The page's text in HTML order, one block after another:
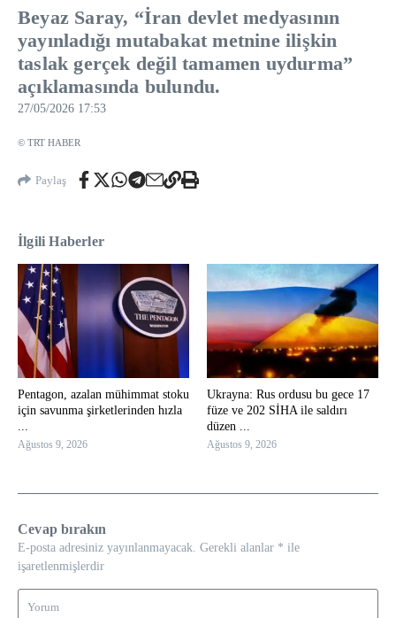
Beyaz Saray, “İran devlet medyasının
yayınladığı mutabakat metnine ilişkin
taslak gerçek değil tamamen uydurma”
açıklamasında bulundu.
27/05/2026 17:53
© TRT HABER
Paylaş
İlgili Haberler
Pentagon, azalan mühimmat stoku
için savunma şirketlerinden hızla
...
Ağustos 9, 2026
Ukrayna: Rus ordusu bu gece 17
füze ve 202 SİHA ile saldırı
düzen ...
Ağustos 9, 2026
Cevap bırakın
E-posta adresiniz yayınlanmayacak. Gerekli alanlar * ile
işaretlenmişlerdir